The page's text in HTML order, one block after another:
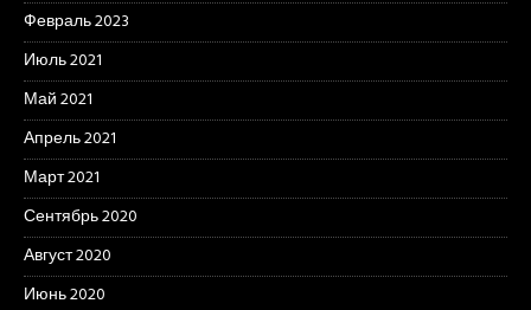
Февраль 2023
Июль 2021
Май 2021
Апрель 2021
Март 2021
Сентябрь 2020
Август 2020
Июнь 2020